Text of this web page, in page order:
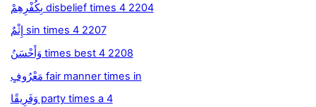
بِكُفْرِهِمْ disbelief times 4 2204
إِثْمٌ sin times 4 2207
وَأَحْسَنُ times best 4 2208
مَعْرُوفٍ fair manner times in
وَفَرِيقًا party times a 4